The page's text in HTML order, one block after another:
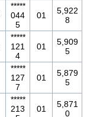
*****
044
5
01
5,922
8
*****
121
4
01
5,909
5
*****
127
7
01
5,879
5
*****
213
01
5,871
0